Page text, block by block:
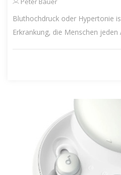
Bluthochdruck oder Hypertonie
Erkrankung, die Menschen jeden